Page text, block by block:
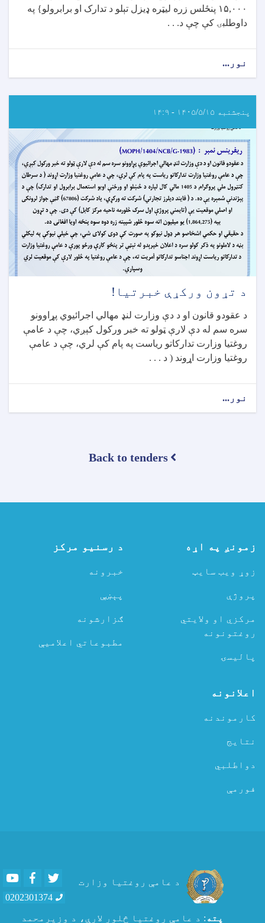
۱۵,۰۰۰ پنځلس زره لیټره ډیزل تېلو د تدارک او برابرولو} په
داوطلبۍ کې چې د. . .
نور...
خبرتیا!
پنجشنبه ۱۴۰۵/۵/۱۵ - ۱۴:۹
د تړون ورکړې خبرتیا!
د عقودو قانون او د دې وزارت لنډ مهالي اجرائیوي پړاوونو
سره سم له دې لارې ټولو ته خبر ورکول کېږي، چې د عامې
روغتیا وزارت تدارکاتو ریاست په پام کې لري، چې د عامې
روغتیا وزارت اړوند ( د . . .
نور...
Back to tenders
زمونږ په اړه
زوړ ویب سایټ
پروژې
مرکزي او ولایتي
روغتونونه
پالیسۍ
د رسنیو مرکز
خبرونه
پېښې
ګزارشونه
مطبوعاتي اعلامیې
اعلانونه
کارموندنه
نتایج
دواطلبي
فورمې
د عامې روغتیا وزارت
YoutubeFacebook
0202301374
پته : د عامې روغتيا څلور لارې، د وزیرمحمد